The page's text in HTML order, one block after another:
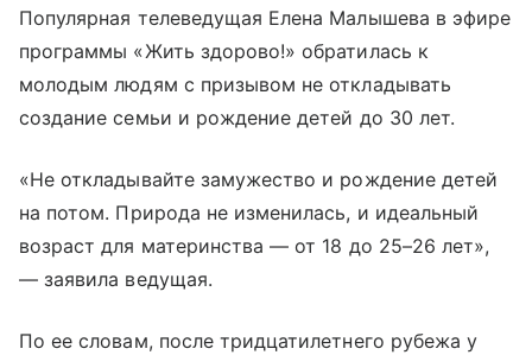
Популярная телеведущая Елена Малышева в эфире
программы «Жить здорово!» обратилась к
молодым людям с призывом не откладывать
создание семьи и рождение детей до 30 лет.
«Не откладывайте замужество и рождение детей
на потом. Природа не изменилась, и идеальный
возраст для материнства — от 18 до 25–26 лет»,
— заявила ведущая.
По ее словам, после тридцатилетнего рубежа у